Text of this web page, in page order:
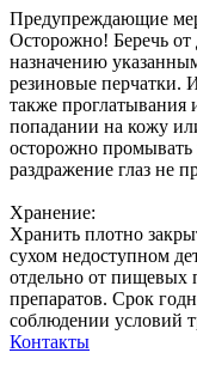
Предупреждающие
Осторожно! Беречь от
назначению
резиновые перчатки.
также проглатывания
попадании на кожу
осторожно промывать
раздражение глаз не
Хранение:
Хранить плотно
сухом недоступном
отдельно от пищевых
препаратов. Срок
соблюдении условий
Контакты